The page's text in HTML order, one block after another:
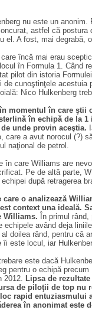
nu este un
astfel că postura
el. A fost, mai degrabă,
care încă mai erau
în Formula 1. Când
pilot din istoria
de cunoştinţele acestuia
Nico Hulkenberg
momentul în care ştii
în echipă de la
unde provin aceştia.
care a avut norocul (?)
naţional de petrol.
în care Williams are
Pe de altă parte,
după retragerea
care o analizează
context una ideală.
Williams.
În primul
echipele având deja
doilea rând, pentru că
îi este locul, iar
este dacă
pentru o echipă
2012. Lipsa de
de piloţii de top nu
rapid entuziasmului
în anonimat este